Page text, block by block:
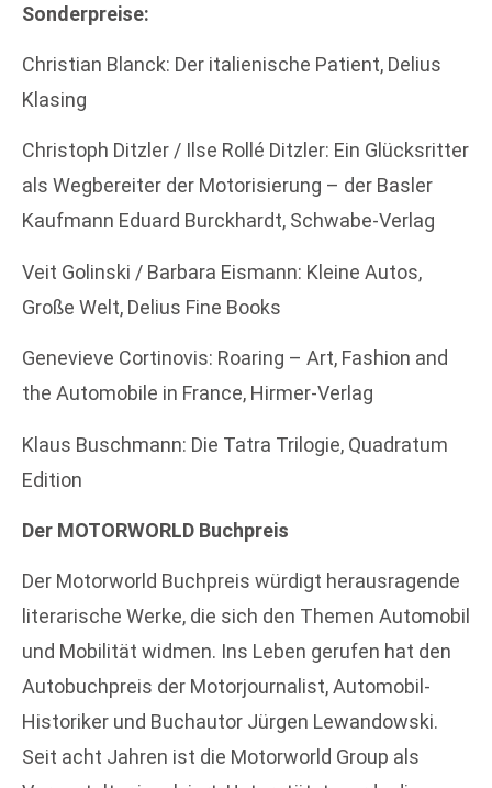
Sonderpreise:
Christian Blanck: Der italienische Patient, Delius
Klasing
Christoph Ditzler / Ilse Rollé Ditzler: Ein Glücksritter
als Wegbereiter der Motorisierung – der Basler
Kaufmann Eduard Burckhardt, Schwabe-Verlag
Veit Golinski / Barbara Eismann: Kleine Autos,
Große Welt, Delius Fine Books
Genevieve Cortinovis: Roaring – Art, Fashion and
the Automobile in France, Hirmer-Verlag
Klaus Buschmann: Die Tatra Trilogie, Quadratum
Edition
Der MOTORWORLD Buchpreis
Der Motorworld Buchpreis würdigt herausragende
literarische Werke, die sich den Themen Automobil
und Mobilität widmen. Ins Leben gerufen hat den
Autobuchpreis der Motorjournalist, Automobil-
Historiker und Buchautor Jürgen Lewandowski.
Seit acht Jahren ist die Motorworld Group als